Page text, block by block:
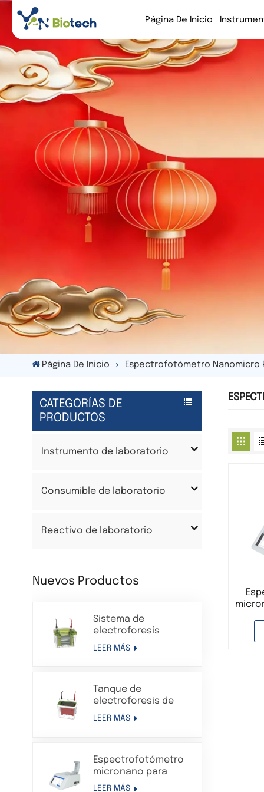
Página De Inicio
Página De Inicio Espectrofotómetro Nanomicro
CATEGORÍAS DE
PRODUCTOS
Instrumento de laboratorio
Consumible de laboratorio
Reactivo de laboratorio
Nuevos Productos
Sistema de
electroforesis
Western Blot en gel
de proteínas con
vertical
LEER MÁS
Tanque de
electroforesis de
transferencia
Sistema de aparato
compatible con Bio-
Rad
LEER MÁS
Espectrofotómetro
micronano para
análisis de
LEER MÁS
de